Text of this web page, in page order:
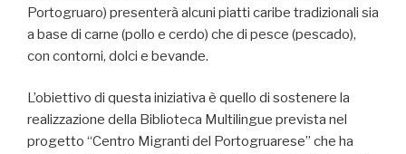
Portogruaro) presenterà alcuni piatti caribe tradizionali sia
a base di carne (pollo e cerdo) che di pesce (pescado),
con contorni, dolci e bevande.
L’obiettivo di questa iniziativa è quello di sostenere la
realizzazione della Biblioteca Multilingue prevista nel
progetto “Centro Migranti del Portogruarese” che ha